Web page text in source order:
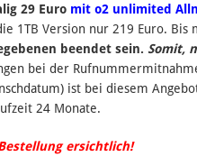
29 Euro mit o2 unlimited
1TB Version nur 219 Euro. Bis
beendet sein. Somit,
bei der
ist bei diesem
24 Monate.
ersichtlich!